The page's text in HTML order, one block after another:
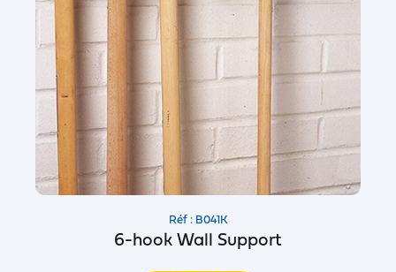
Réf : B041K
6-hook Wall Support